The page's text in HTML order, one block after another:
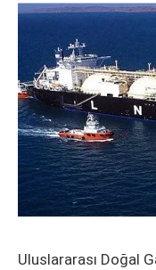
Uluslararası Doğal